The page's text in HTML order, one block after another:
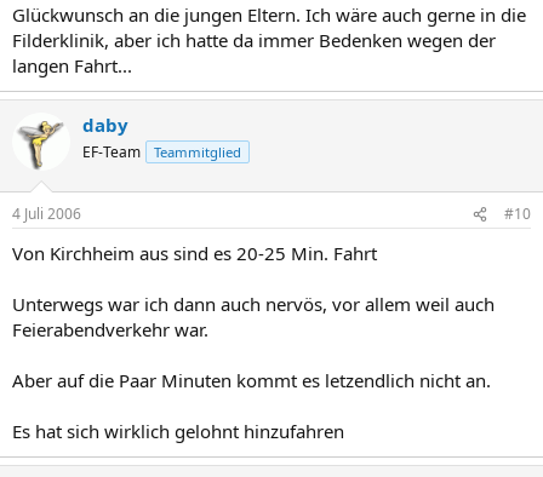
Glückwunsch an die jungen Eltern. Ich wäre auch gerne in die
Filderklinik, aber ich hatte da immer Bedenken wegen der
langen Fahrt...
daby
EF-Team Teammitglied
4 Juli 2006 #10
Von Kirchheim aus sind es 20-25 Min. Fahrt
Unterwegs war ich dann auch nervös, vor allem weil auch
Feierabendverkehr war.
Aber auf die Paar Minuten kommt es letzendlich nicht an.
Es hat sich wirklich gelohnt hinzufahren